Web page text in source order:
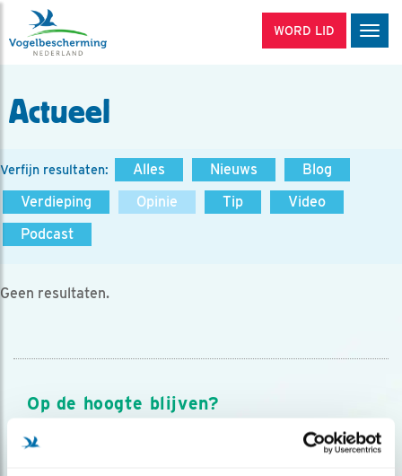
WORD LID
Actueel
Verfijn resultaten: Alles Nieuws
Blog
Verdieping
Opinie Tip
Video
Podcast
Geen resultaten.
Op de hoogte blijven?
Meld je aan en ontvang nieuws, inspiratie, acties en tips
over vogels en activiteiten van Vogelbescherming.